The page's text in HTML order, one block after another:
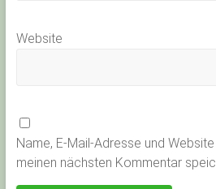
Website
Name, E-Mail-Adresse und
meinen nächsten Kommentar